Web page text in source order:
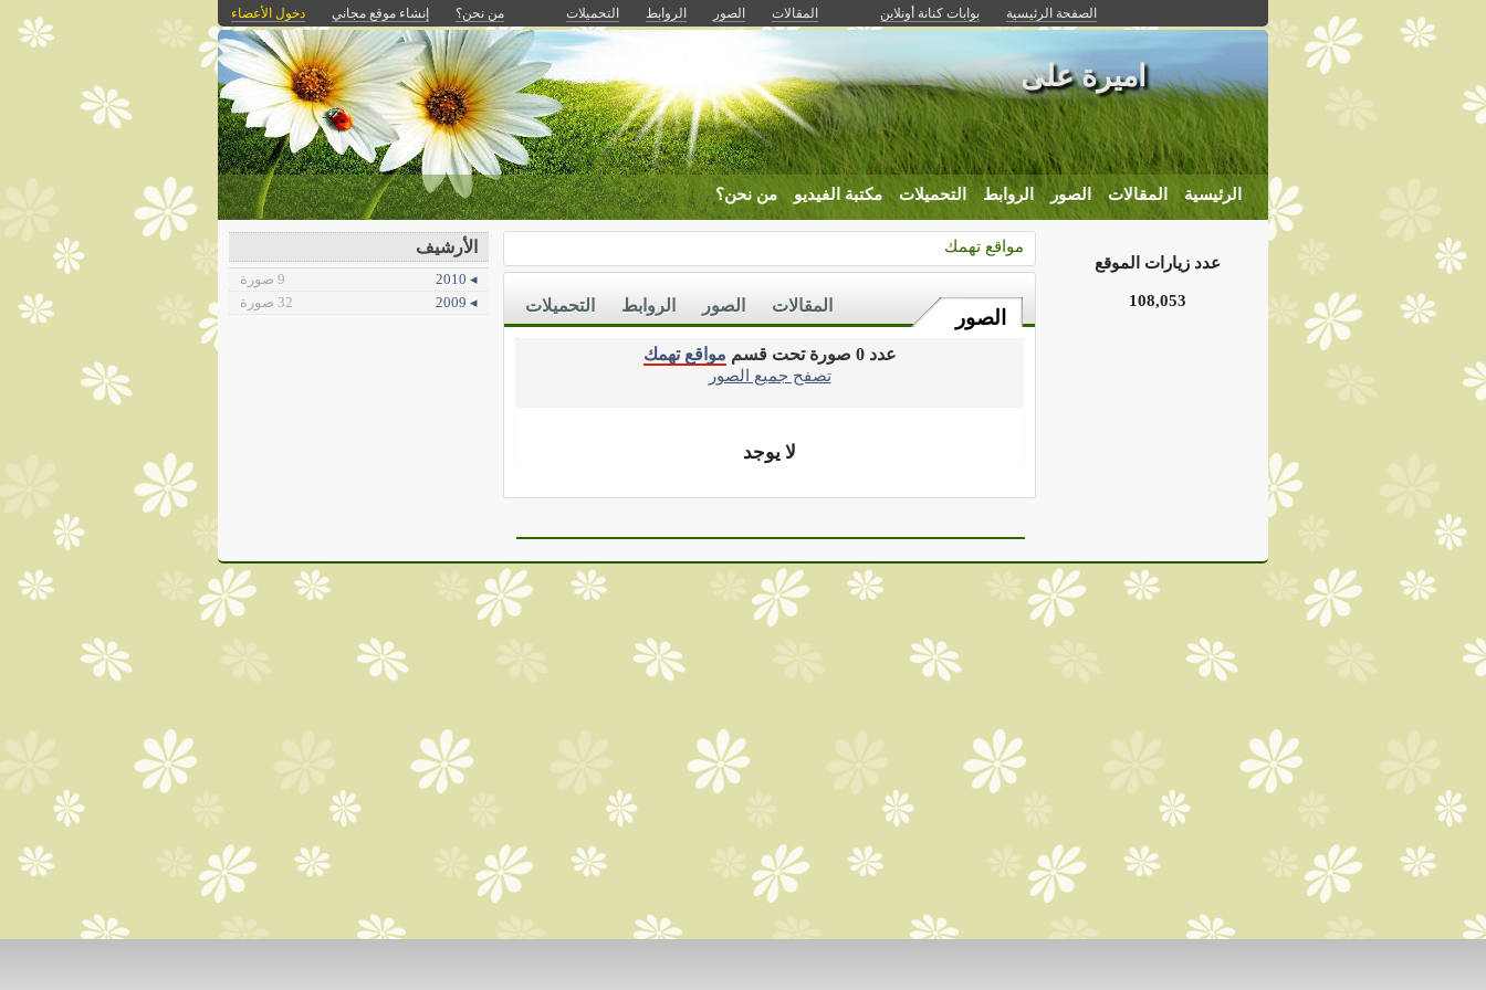
الصفحة الرئيسية بوابات كنانة أونلاين المقالات الصور الروابط التحميلات من نحن؟ إنشاء موقع مجاني دخول الأعضاء
اميرة على
الرئيسية المقالات الصور الروابط التحميلات مكتبة الفيديو من نحن؟
مواقع تهمك
الصور
التحميلات الروابط الصور المقالات
عدد 0 صورة تحت قسم
مواقع تهمك
تصفح جميع الصور
لا يوجد
عدد زيارات الموقع
108,053
الأرشيف
◂ 2010
9 صورة
◂ 2009
32 صورة